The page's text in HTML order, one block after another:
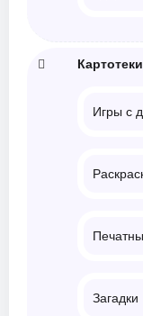
Картотеки
Игры с
Загадки